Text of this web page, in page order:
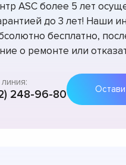
ASC более 5 лет
до 3 лет! Наши
бесплатно,
о ремонте или
248-96-80